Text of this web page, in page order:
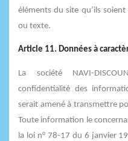
éléments du site qu’ils
ou texte.
Article 11. Données à
La société NAVI-
confidentialité des
serait amené à transmettre
Toute information le
la loi n° 78-17 du 6 janvier